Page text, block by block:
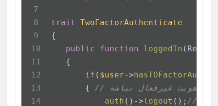
trait
TwoFactorAuthenticate
{
public
function loggedIn (
   {
if ( $user->
       {
هویت غیرفعال نباشه
auth ()->logout ();